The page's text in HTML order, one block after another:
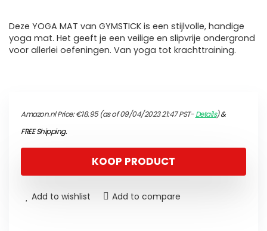
Deze YOGA MAT van GYMSTICK is een stijlvolle, handige
yoga mat. Het geeft je een veilige en slipvrije ondergrond
voor allerlei oefeningen. Van yoga tot krachttraining.
Amazon.nl Price:€18.95(as of 09/04/2023 21:47 PST-Details)&
FREE Shipping.
KOOP PRODUCT
Add to wishlist Add to compare